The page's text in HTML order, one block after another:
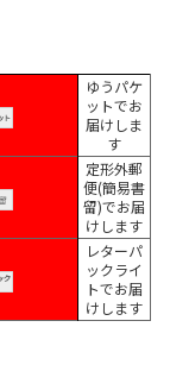
ゆうパケ
ットでお
届けしま
す
定形外郵
便(簡易書
留)でお届
けします
レターパ
ックライ
トでお届
けします